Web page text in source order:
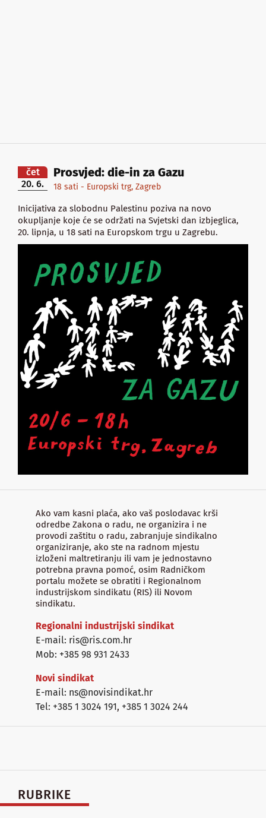
čet
20. 6.
Prosvjed: die-in za Gazu
18 sati - Europski trg, Zagreb
Inicijativa za slobodnu Palestinu poziva na novo
okupljanje koje će se održati na Svjetski dan izbjeglica,
20. lipnja, u 18 sati na Europskom trgu u Zagrebu.
Ako vam kasni plaća, ako vaš poslodavac krši
odredbe Zakona o radu, ne organizira i ne
provodi zaštitu o radu, zabranjuje sindikalno
organiziranje, ako ste na radnom mjestu
izloženi maltretiranju ili vam je jednostavno
potrebna pravna pomoć, osim Radničkom
portalu možete se obratiti i Regionalnom
industrijskom sindikatu (RIS) ili Novom
sindikatu.
Regionalni industrijski sindikat
E-mail: ris@ris.com.hr
Mob: +385 98 931 2433
Novi sindikat
E-mail: ns@novisindikat.hr
Tel: +385 1 3024 191, +385 1 3024 244
RUBRIKE